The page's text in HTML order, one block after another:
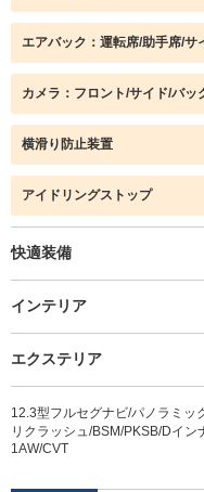
エアバック：運転席/助手席/サ
カメラ：フロント/サイド/バッ
横滑り防止装置
アイドリングストップ
快適装備
インテリア
エクステリア
12.3型フルセグナビ/パノラミッ
リクラッシュ/BSM/PKSB/Dイ
1AW/CVT